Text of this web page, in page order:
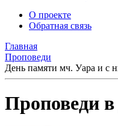
О проекте
Обратная связь
Главная
Проповеди
День памяти мч. Уара и с
Проповеди